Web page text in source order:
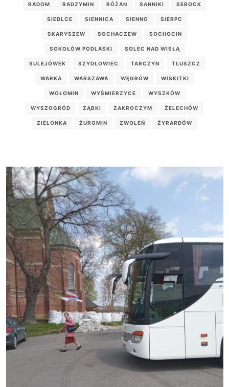
RADOM RADZYMIN RÓŻAN SANNIKI SEROCK
SIEDLCE SIENNICA SIENNO SIERPC
SKARYSZEW SOCHACZEW SOCHOCIN
SOKOŁÓW PODLASKI SOLEC NAD WISŁĄ
SULEJÓWEK SZYDŁOWIEC TARCZYN TŁUSZCZ
WARKA WARSZAWA WĘGRÓW WISKITKI
WOŁOMIN WYŚMIERZYCE WYSZKÓW
WYSZOGRÓD ZĄBKI ZAKROCZYM ŻELECHÓW
ZIELONKA ŻUROMIN ZWOLEŃ ŻYRARDÓW